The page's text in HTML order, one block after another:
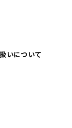
いについて